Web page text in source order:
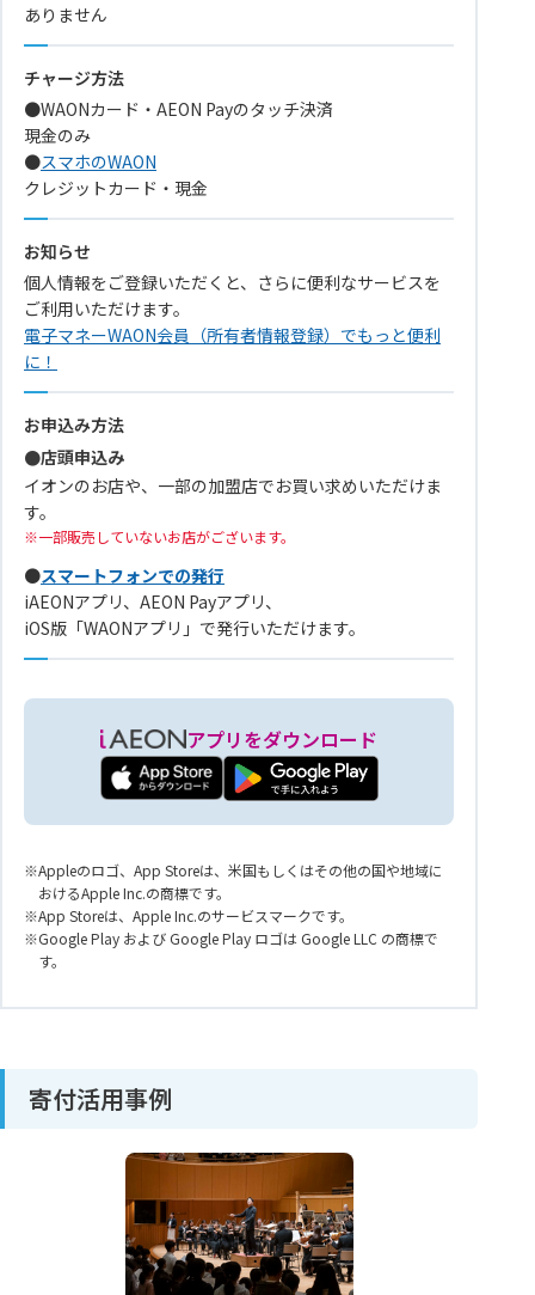
ありません
チャージ方法
●WAONカード・AEON Payのタッチ決済
現金のみ
●スマホのWAON
クレジットカード・現金
お知らせ
個人情報をご登録いただくと、さらに便利なサービスを
ご利用いただけます。
電子マネーWAON会員（所有者情報登録）でもっと便利
に！
お申込み方法
●店頭申込み
イオンのお店や、一部の加盟店でお買い求めいただけま
す。
一部販売していないお店がございます。
●スマートフォンでの発行
iAEONアプリ、AEON Payアプリ、
iOS版「WAONアプリ」で発行いただけます。
アプリをダウンロード
Appleのロゴ、App Storeは、米国もしくはその他の国や地域に
おけるApple Inc.の商標です。
App Storeは、Apple Inc.のサービスマークです。
Google Play および Google Play ロゴは Google LLC の商標で
す。
寄付活用事例